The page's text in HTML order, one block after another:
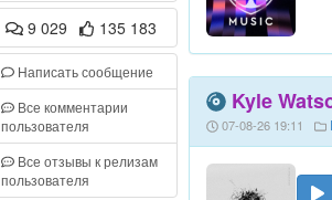
9 029 135 183
Написать сообщение
Все комментарии
пользователя
Все отзывы к релизам
пользователя
Kyle
07-08-26 19:11